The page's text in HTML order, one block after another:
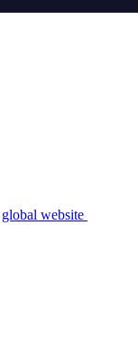
global website